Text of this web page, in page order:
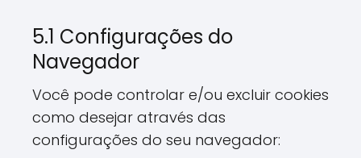
5.1 Configurações do
Navegador
Você pode controlar e/ou excluir cookies
como desejar através das
configurações do seu navegador: